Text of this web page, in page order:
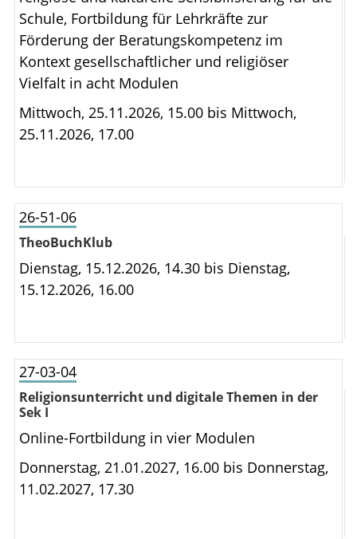
Schule, Fortbildung für Lehrkräfte zur
Förderung der Beratungskompetenz im
Kontext gesellschaftlicher und religiöser
Vielfalt in acht Modulen
Mittwoch, 25.11.2026, 15.00 bis Mittwoch,
25.11.2026, 17.00
26-51-06
TheoBuchKlub
Dienstag, 15.12.2026, 14.30 bis Dienstag,
15.12.2026, 16.00
27-03-04
Religionsunterricht und digitale Themen in der
Sek I
Online-Fortbildung in vier Modulen
Donnerstag, 21.01.2027, 16.00 bis Donnerstag,
11.02.2027, 17.30